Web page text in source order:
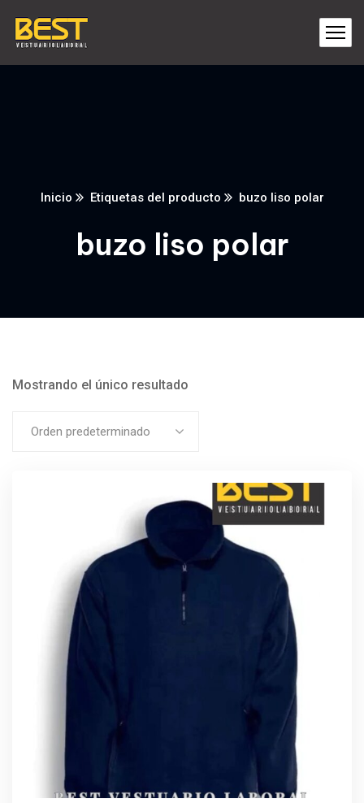
Inicio Etiquetas del producto buzo liso polar
buzo liso polar
Mostrando el único resultado
Orden predeterminado